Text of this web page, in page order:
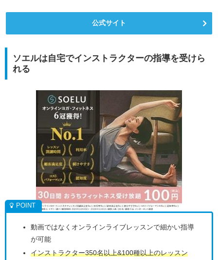
公式サイト
ソエルは自宅でインストラクターの指導を受けら
れる
動画ではなくオンラインライブレッスンで細かい指導
が可能
インストラクター350名以上&100種以上のレッスン